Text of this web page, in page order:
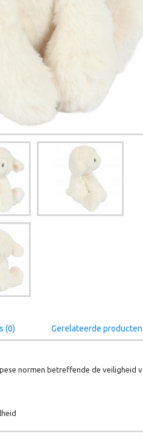
(0) Gerelateerde producten
normen betreffende de veiligheid